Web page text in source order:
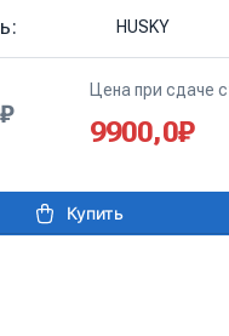
HUSKY
Цена при сдаче
9900,0₽
Купить